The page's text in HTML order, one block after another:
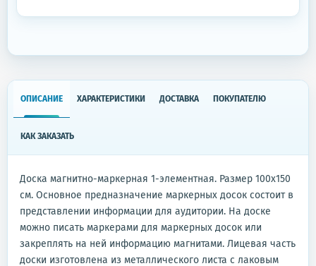
ОПИСАНИЕ ХАРАКТЕРИСТИКИ ДОСТАВКА ПОКУПАТЕЛЮ
КАК ЗАКАЗАТЬ
Доска магнитно-маркерная 1-элементная. Размер 100x150
см. Основное предназначение маркерных досок состоит в
представлении информации для аудитории. На доске
можно писать маркерами для маркерных досок или
закреплять на ней информацию магнитами. Лицевая часть
доски изготовлена из металлического листа с лаковым